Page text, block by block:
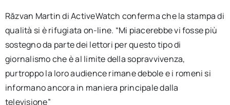
Răzvan Martin di ActiveWatch conferma che la stampa di
qualità si è rifugiata on-line. “Mi piacerebbe vi fosse più
sostegno da parte dei lettori per questo tipo di
giornalismo che è al limite della sopravvivenza,
purtroppo la loro audience rimane debole e i romeni si
informano ancora in maniera principale dalla
televisione”